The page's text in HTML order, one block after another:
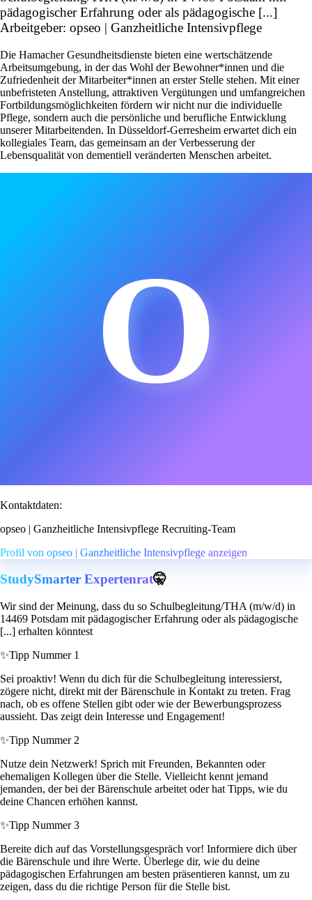
pädagogischer Erfahrung oder als pädagogische [...]
Arbeitgeber: opseo | Ganzheitliche Intensivpflege
Die Hamacher Gesundheitsdienste bieten eine wertschätzende
Arbeitsumgebung, in der das Wohl der Bewohner*innen und die
Zufriedenheit der Mitarbeiter*innen an erster Stelle stehen. Mit einer
unbefristeten Anstellung, attraktiven Vergütungen und umfangreichen
Fortbildungsmöglichkeiten fördern wir nicht nur die individuelle
Pflege, sondern auch die persönliche und berufliche Entwicklung
unserer Mitarbeitenden. In Düsseldorf-Gerresheim erwartet dich ein
kollegiales Team, das gemeinsam an der Verbesserung der
Lebensqualität von dementiell veränderten Menschen arbeitet.
O
Kontaktdaten:
opseo | Ganzheitliche Intensivpflege Recruiting-Team
Profil von opseo | Ganzheitliche Intensivpflege anzeigen
StudySmarter Expertenrat🤫
Wir sind der Meinung, dass du so Schulbegleitung/THA (m/w/d) in
14469 Potsdam mit pädagogischer Erfahrung oder als pädagogische
[...] erhalten könntest
✨Tipp Nummer 1
Sei proaktiv! Wenn du dich für die Schulbegleitung interessierst,
zögere nicht, direkt mit der Bärenschule in Kontakt zu treten. Frag
nach, ob es offene Stellen gibt oder wie der Bewerbungsprozess
aussieht. Das zeigt dein Interesse und Engagement!
✨Tipp Nummer 2
Nutze dein Netzwerk! Sprich mit Freunden, Bekannten oder
ehemaligen Kollegen über die Stelle. Vielleicht kennt jemand
jemanden, der bei der Bärenschule arbeitet oder hat Tipps, wie du
deine Chancen erhöhen kannst.
✨Tipp Nummer 3
Bereite dich auf das Vorstellungsgespräch vor! Informiere dich über
die Bärenschule und ihre Werte. Überlege dir, wie du deine
pädagogischen Erfahrungen am besten präsentieren kannst, um zu
zeigen, dass du die richtige Person für die Stelle bist.